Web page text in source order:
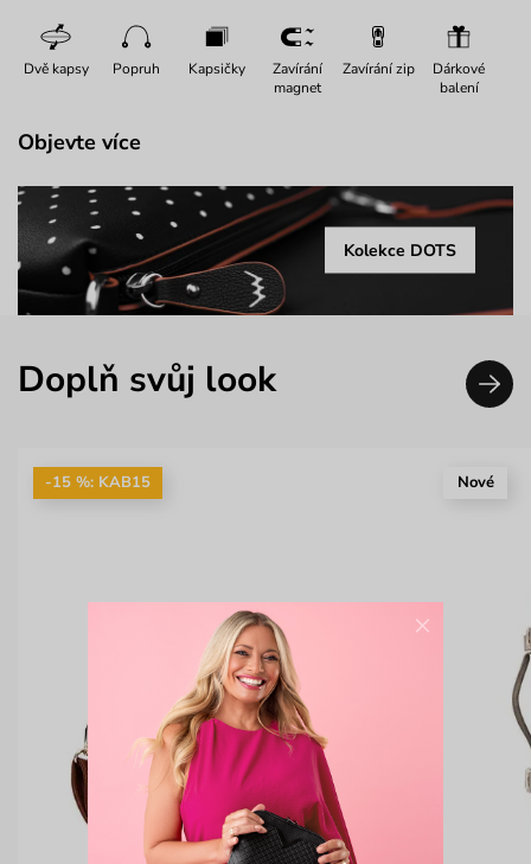
Dvě kapsy Popruh Kapsičky
Zavírání
magnet
Zavírání zip
Dárkové
balení
Objevte více
Kolekce DOTS
Doplň svůj look
-15 %: KAB15 Nové
×